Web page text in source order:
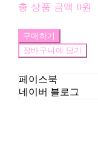
총 상품 금액 0원
구매하기
장바구니에 담기
페이스북
네이버 블로그